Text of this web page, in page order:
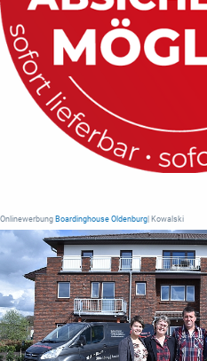
Onlinewerbung Boardinghouse Oldenburg | Kowalski